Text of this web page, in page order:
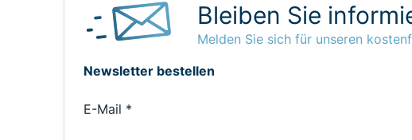
Bleiben Sie
Melden Sie sich für unseren